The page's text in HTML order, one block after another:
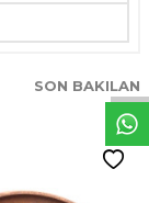
W
h
t
s
p
p
D
e
s
e
H
a
t
t
SON